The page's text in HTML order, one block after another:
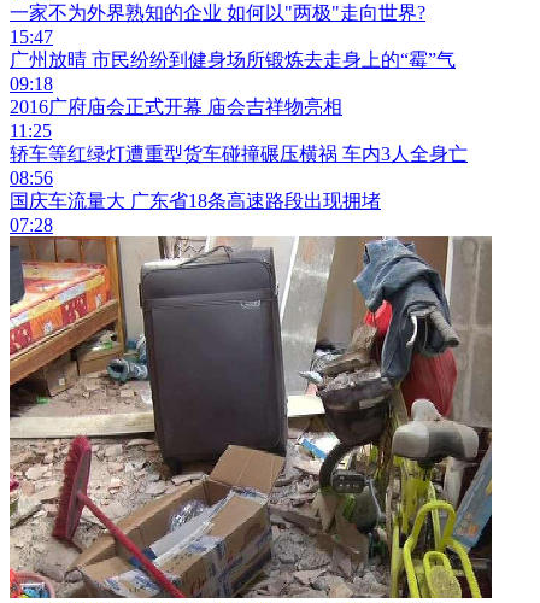
一家不为外界熟知的企业 如何以"两极"走向世界?
15:47
广州放晴 市民纷纷到健身场所锻炼去走身上的“霉”气
09:18
2016广府庙会正式开幕 庙会吉祥物亮相
11:25
轿车等红绿灯遭重型货车碰撞碾压横祸 车内3人全身亡
08:56
国庆车流量大 广东省18条高速路段出现拥堵
07:28